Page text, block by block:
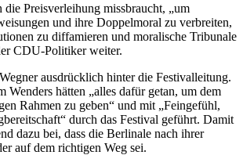
Preisverleihung missbraucht, „um
und ihre Doppelmoral zu verbreiten,
zu diffamieren und moralische Tribunale
CDU-Politiker weiter.
ausdrücklich hinter die Festivalleitung.
Wenders hätten „alles dafür getan, um dem
Rahmen zu geben“ und mit „Feingefühl,
durch das Festival geführt. Damit
dazu bei, dass die Berlinale nach ihrer
auf dem richtigen Weg sei.